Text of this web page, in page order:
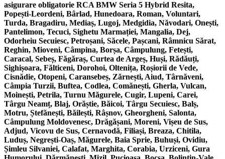
asigurare obligatorie RCA BMW Seria 5 Hybrid Resita,
Popești-Leordeni, Bârlad, Hunedoara, Roman, Voluntari,
Turda, Bragadiru, Mediaș, Lugoj, Medgidia, Năvodari, Onești,
Pantelimon, Tecuci, Sighetu Marmației, Mangalia, Dej,
Odorheiu Secuiesc, Petroșani, Săcele, Pașcani, Râmnicu Sărat,
Reghin, Mioveni, Câmpina, Borșa, Câmpulung, Fetești,
Caracal, Sebeș, Făgăraș, Curtea de Argeș, Huși, Rădăuți,
Sighișoara, Fălticeni, Dorohoi, Oltenița, Roșiorii de Vede,
Cisnădie, Otopeni, Caransebeș, Zărnești, Aiud, Târnăveni,
Câmpia Turzii, Buftea, Codlea, Comănești, Gherla, Vulcan,
Moinești, Petrila, Turnu Măgurele, Cugir, Lupeni, Carei,
Târgu Neamț, Blaj, Orăștie, Băicoi, Târgu Secuiesc, Balș,
Motru, Ștefănești, Băilești, Râșnov, Gheorgheni, Salonta,
Câmpulung Moldovenesc, Drăgășani, Moreni, Vișeu de Sus,
Adjud, Vicovu de Sus, Cernavodă, Filiași, Breaza, Chitila,
Luduș, Negrești-Oaș, Măgurele, Baia Sprie, Buhuși, Ovidiu,
Șimleu Silvaniei, Calafat, Marghita, Corabia, Urziceni, Gura